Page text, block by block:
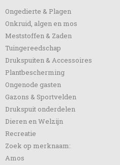
Ongedierte & Plagen
Onkruid, algen en mos
Meststoffen & Zaden
Tuingereedschap
Drukspuiten & Accessoires
Plantbescherming
Ongenode gasten
Gazons & Sportvelden
Drukspuit onderdelen
Dieren en Welzijn
Recreatie
Zoek op merknaam:
Amos